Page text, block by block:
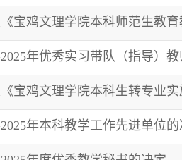
宝鸡文理学院本科师范生教
年优秀实习带队（指导）
宝鸡文理学院本科生转专业
年本科教学工作先进单位的